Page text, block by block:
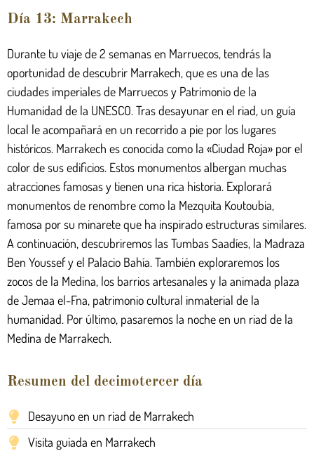
Día 13: Marrakech
Durante tu viaje de 2 semanas en Marruecos, tendrás la
oportunidad de descubrir Marrakech, que es una de las
ciudades imperiales de Marruecos y Patrimonio de la
Humanidad de la UNESCO. Tras desayunar en el riad, un guía
local le acompañará en un recorrido a pie por los lugares
históricos. Marrakech es conocida como la «Ciudad Roja» por el
color de sus edificios. Estos monumentos albergan muchas
atracciones famosas y tienen una rica historia. Explorará
monumentos de renombre como la Mezquita Koutoubia,
famosa por su minarete que ha inspirado estructuras similares.
A continuación, descubriremos las Tumbas Saadíes, la Madraza
Ben Youssef y el Palacio Bahía. También exploraremos los
zocos de la Medina, los barrios artesanales y la animada plaza
de Jemaa el-Fna, patrimonio cultural inmaterial de la
humanidad. Por último, pasaremos la noche en un riad de la
Medina de Marrakech.
Resumen del decimotercer día
Desayuno en un riad de Marrakech
Visita guiada en Marrakech